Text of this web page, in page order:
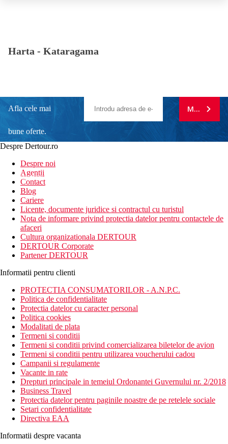
Harta - Kataragama
Afla cele mai
bune oferte.
newsletter!
MA
Despre Dertour.ro
Despre noi
Agentii
Contact
Blog
Cariere
Licente, documente juridice si contractul cu turistul
Nota de informare privind protectia datelor pentru contactele de
afaceri
Cultura organizationala DERTOUR
DERTOUR Corporate
Partener DERTOUR
Informatii pentru clienti
PROTECTIA CONSUMATORILOR - A.N.P.C.
Politica de confidentialitate
Protectia datelor cu caracter personal
Politica cookies
Modalitati de plata
Termeni si conditii
Termeni si conditii privind comercializarea biletelor de avion
Termeni si conditii pentru utilizarea voucherului cadou
Campanii si regulamente
Vacante in rate
Drepturi principale in temeiul Ordonantei Guvernului nr. 2/2018
Business Travel
Protectia datelor pentru paginile noastre de pe retelele sociale
Setari confidentialitate
Directiva EAA
Informatii despre vacanta